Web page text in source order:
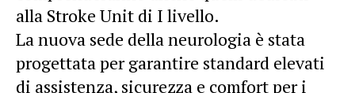
alla Stroke Unit di I livello.
La nuova sede della neurologia è stata
progettata per garantire standard elevati
di assistenza, sicurezza e comfort per i